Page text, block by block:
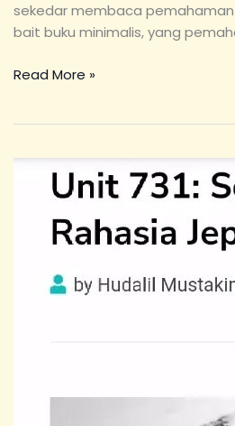
sekedar membaca
bait buku minimalis, yang
Read More »
Biologis
Jepang